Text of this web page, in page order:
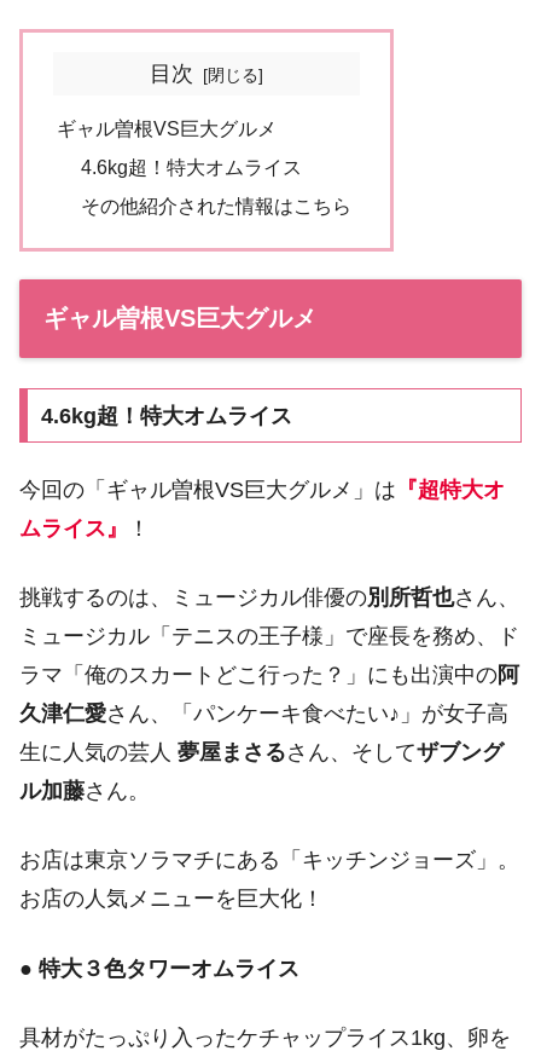
目次
ギャル曽根VS巨大グルメ
4.6kg超！特大オムライス
その他紹介された情報はこちら
ギャル曽根VS巨大グルメ
4.6kg超！特大オムライス
今回の「ギャル曽根VS巨大グルメ」は 『超特大オ
ムライス』
！
挑戦するのは、ミュージカル俳優の別所哲也さん、
ミュージカル「テニスの王子様」で座長を務め、ド
ラマ「俺のスカートどこ行った？」にも出演中の阿
久津仁愛さん、「パンケーキ食べたい♪」が女子高
生に人気の芸人 夢屋まさるさん、そしてザブング
ル加藤さん。
お店は東京ソラマチにある「キッチンジョーズ」。
お店の人気メニューを巨大化！
● 特大３色タワーオムライス
具材がたっぷり入ったケチャップライス1kg、卵を